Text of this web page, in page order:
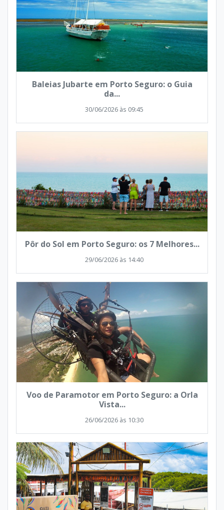
Baleias Jubarte em Porto Seguro: o Guia
da...
30/06/2026 às 09:45
Pôr do Sol em Porto Seguro: os 7 Melhores...
29/06/2026 às 14:40
Voo de Paramotor em Porto Seguro: a Orla
Vista...
26/06/2026 às 10:30